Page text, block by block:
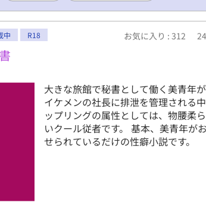
中 R18 お気に入り : 312
大きな旅館で秘書として働く美青年
イケメンの社長に排泄を管理される
ップリングの属性としては、物腰柔
いクール従者です。 基本、美青年が
せられているだけの性癖小説です。